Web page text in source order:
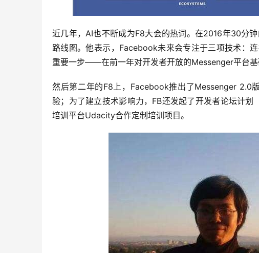
近几年，AI也不断成为F8大会的热词。在2016年30分
路线图。他表示，Facebook未来会专注于三项技术：
重要一步——在前一年对开发者开放的Messenger平台基
然后第二年的F8上，Facebook推出了Messenger 2.0
验；为了建立技术影响力，FB还发起了开发者论坛计
培训平台Udacity合作定制培训项目。